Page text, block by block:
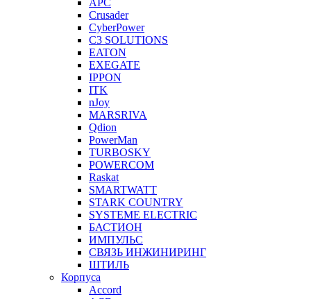
APC
Crusader
CyberPower
C3 SOLUTIONS
EATON
EXEGATE
IPPON
ITK
nJoy
MARSRIVA
Qdion
PowerMan
TURBOSKY
POWERCOM
Raskat
SMARTWATT
STARK COUNTRY
SYSTEME ELECTRIC
БАСТИОН
ИМПУЛЬС
СВЯЗЬ ИНЖИНИРИНГ
ШТИЛЬ
Корпуса
Accord